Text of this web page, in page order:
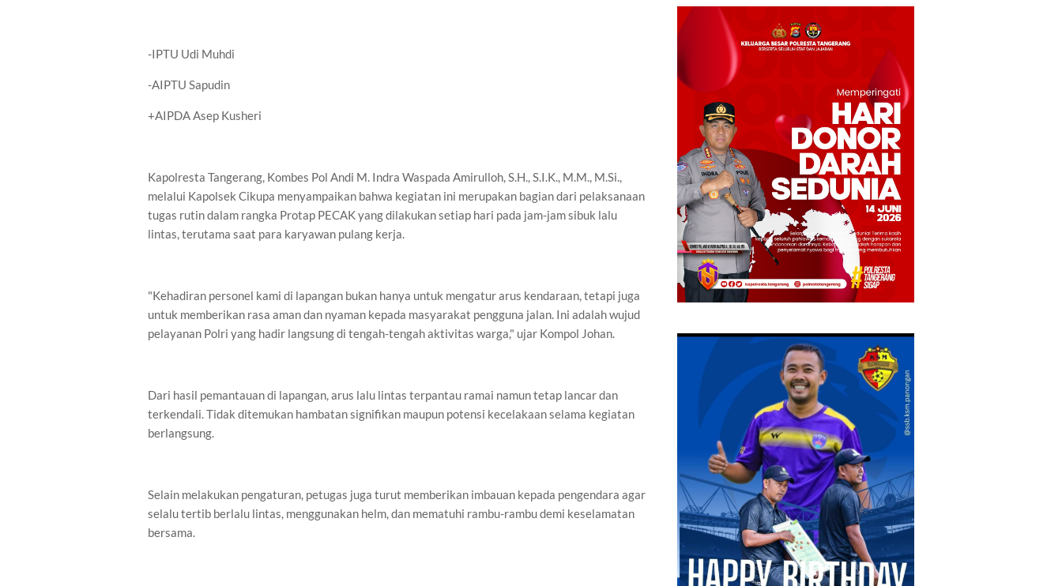
-IPTU Udi Muhdi
-AIPTU Sapudin
+AIPDA Asep Kusheri
Kapolresta Tangerang, Kombes Pol Andi M. Indra Waspada Amirulloh, S.H., S.I.K., M.M., M.Si.,
melalui Kapolsek Cikupa menyampaikan bahwa kegiatan ini merupakan bagian dari pelaksanaan
tugas rutin dalam rangka Protap PECAK yang dilakukan setiap hari pada jam-jam sibuk lalu
lintas, terutama saat para karyawan pulang kerja.
"Kehadiran personel kami di lapangan bukan hanya untuk mengatur arus kendaraan, tetapi juga
untuk memberikan rasa aman dan nyaman kepada masyarakat pengguna jalan. Ini adalah wujud
pelayanan Polri yang hadir langsung di tengah-tengah aktivitas warga," ujar Kompol Johan.
Dari hasil pemantauan di lapangan, arus lalu lintas terpantau ramai namun tetap lancar dan
terkendali. Tidak ditemukan hambatan signifikan maupun potensi kecelakaan selama kegiatan
berlangsung.
Selain melakukan pengaturan, petugas juga turut memberikan imbauan kepada pengendara agar
selalu tertib berlalu lintas, menggunakan helm, dan mematuhi rambu-rambu demi keselamatan
bersama.